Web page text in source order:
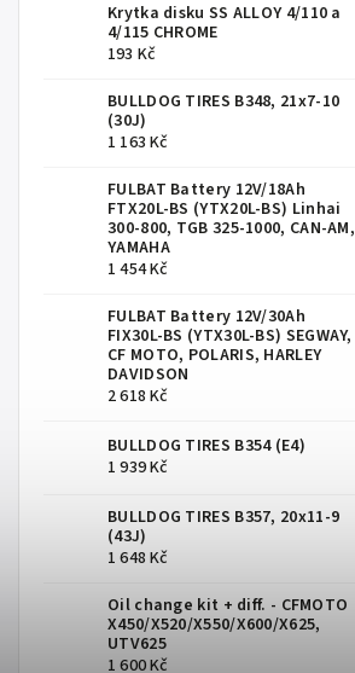
Krytka disku SS ALLOY 4/110 a
4/115 CHROME
193 Kč
BULLDOG TIRES B348, 21x7-10
(30J)
1 163 Kč
FULBAT Battery 12V/18Ah
FTX20L-BS (YTX20L-BS) Linhai
300-800, TGB 325-1000, CAN-AM,
YAMAHA
1 454 Kč
FULBAT Battery 12V/30Ah
FIX30L-BS (YTX30L-BS) SEGWAY,
CF MOTO, POLARIS, HARLEY
DAVIDSON
2 618 Kč
BULLDOG TIRES B354 (E4)
1 939 Kč
BULLDOG TIRES B357, 20x11-9
(43J)
1 648 Kč
Oil change kit + diff. - CFMOTO
X450/X520/X550/X600/X625,
UTV625
1 600 Kč